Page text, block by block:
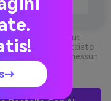
semplice, layout
blu ghiacciato
tipografia nitida, nessun